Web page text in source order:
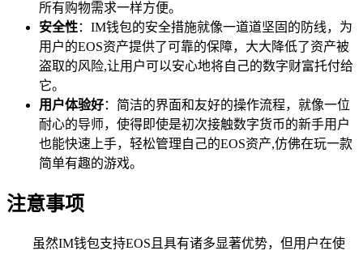
所有购物需求一样方便。
安全性：IM钱包的安全措施就像一道道坚固的防线，为
用户的EOS资产提供了可靠的保障，大大降低了资产被
盗取的风险,让用户可以安心地将自己的数字财富托付给
它。
用户体验好：简洁的界面和友好的操作流程，就像一位
耐心的导师，使得即使是初次接触数字货币的新手用户
也能快速上手，轻松管理自己的EOS资产,仿佛在玩一款
简单有趣的游戏。
注意事项
虽然IM钱包支持EOS且具有诸多显著优势，但用户在使